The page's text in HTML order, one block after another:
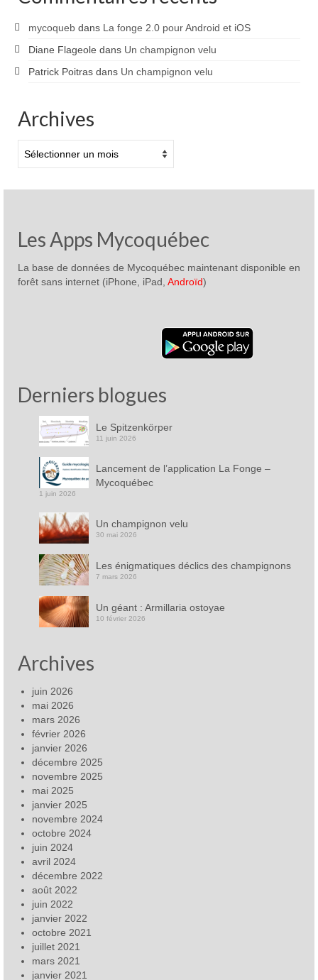
mycoqueb dans La fonge 2.0 pour Android et iOS
Diane Flageole dans Un champignon velu
Patrick Poitras dans Un champignon velu
Archives
Les Apps Mycoquébec
La base de données de Mycoquébec maintenant disponible en
forêt sans internet (iPhone, iPad, Androïd)
Derniers blogues
Le Spitzenkörper
11 juin 2026
Lancement de l’application La Fonge –
Mycoquébec
1 juin 2026
Un champignon velu
30 mai 2026
Les énigmatiques déclics des champignons
7 mars 2026
Un géant : Armillaria ostoyae
10 février 2026
Archives
juin 2026
mai 2026
mars 2026
février 2026
janvier 2026
décembre 2025
novembre 2025
mai 2025
janvier 2025
novembre 2024
octobre 2024
juin 2024
avril 2024
décembre 2022
août 2022
juin 2022
janvier 2022
octobre 2021
juillet 2021
mars 2021
janvier 2021